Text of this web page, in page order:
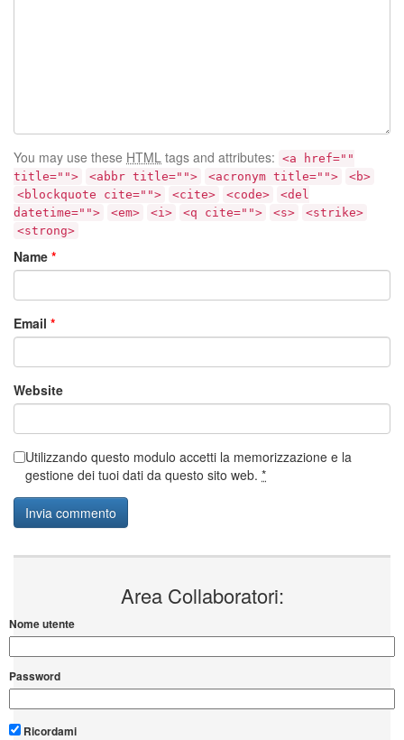
You may use these HTML tags and attributes: <a href=""
title="">
<abbr title=""> <acronym title="">
<b>
<blockquote cite="">
<cite> <code>
<del
datetime="">
<em> <i> <q cite=""> <s>
<strike>
<strong>
Name *
Email *
Website
Utilizzando questo modulo accetti la memorizzazione e la
gestione dei tuoi dati da questo sito web. *
Area Collaboratori:
Nome utente
Password
Ricordami